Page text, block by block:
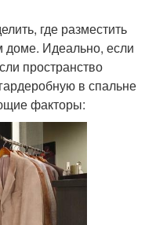
где разместить
доме. Идеально, если
пространство
в спальне
факторы: